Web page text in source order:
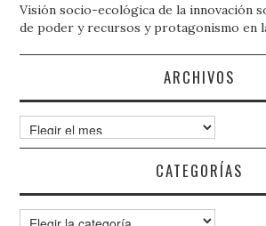
Visión socio-ecológica de la innovación
de poder y recursos y protagonismo en
ARCHIVOS
Archivos
CATEGORÍAS
Categorías